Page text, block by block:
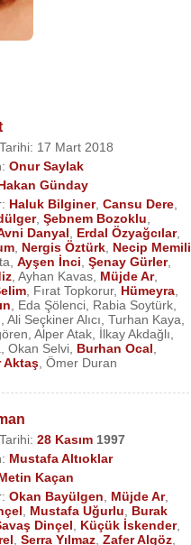
17 Mart 2018
Onur Saylak
Günday
Haluk Bilginer, Cansu Dere
, Şebnem Bozoklu
Danyal
Erdal Özyağcılar,
Nergis Öztürk Necip Memili
Ayşen İnci Şenay Gürler,
Ayhan Kavas Müjde Ar,
Fırat Topkorur, Hümeyra
Eda Şölenci Rabia Soytürk
Ali Seçkiner Alıcı Turhan Kaya
Alper Atak İlkay Akdağlı
Okan Selvi Burhan Ocal
Aktaş Ömer Duran
28 Kasım 1997
Mustafa Altıoklar
Kaçan
Okan Bayülgen Müjde Ar,
Mustafa Uğurlu
Burak
Dinçel Küçük İskender,
Serra Yılmaz Zafer Algöz